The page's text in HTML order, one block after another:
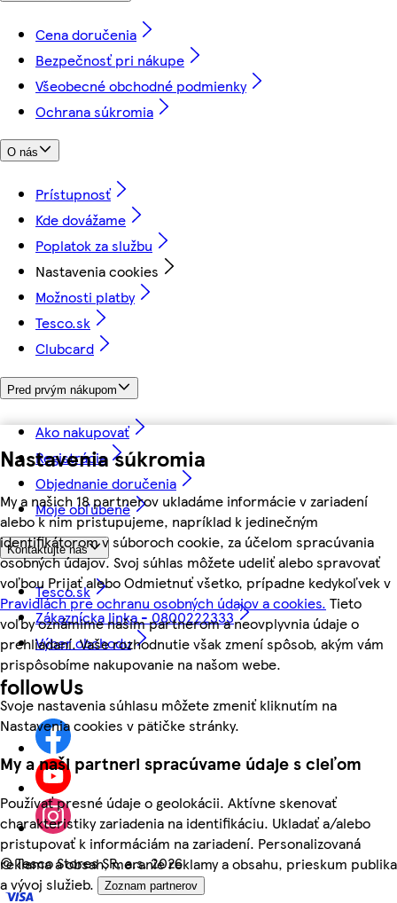
Nastavenia súkromia
My a našich 18 partnerov ukladáme informácie v zariadení
alebo k nim pristupujeme, napríklad k jedinečným
identifikátorom v súboroch cookie, za účelom spracúvania
osobných údajov. Svoj súhlas môžete udeliť alebo spravovať
voľbou Prijať alebo Odmietnuť všetko, prípadne kedykoľvek v
Pravidlách pre ochranu osobných údajov a cookies. Tieto
voľby oznámime našim partnerom a neovplyvnia údaje o
prehliadaní. Vaše rozhodnutie však zmení spôsob, akým vám
prispôsobíme nakupovanie na našom webe.
Svoje nastavenia súhlasu môžete zmeniť kliknutím na
Nastavenia cookies v pätičke stránky.
My a naši partneri spracúvame údaje s cieľom
Používať presné údaje o geolokácii. Aktívne skenovať
charakteristiky zariadenia na identifikáciu. Ukladať a/alebo
pristupovať k informáciám na zariadení. Personalizovaná
reklama a obsah, meranie reklamy a obsahu, prieskum publika
a vývoj služieb.
Zoznam partnerov
Cena doručenia
Bezpečnosť pri nákupe
Všeobecné obchodné podmienky
Ochrana súkromia
O nás
Prístupnosť
Kde dovážame
Poplatok za službu
Nastavenia cookies
Možnosti platby
Tesco.sk
Clubcard
Pred prvým nákupom
Ako nakupovať
Registrácia
Objednanie doručenia
Moje obľúbené
Kontaktujte nás
Tesco.sk
Zákaznícka linka - 0800222333
Výber obchodu
followUs
©Tesco Stores SR, a.s. 2026